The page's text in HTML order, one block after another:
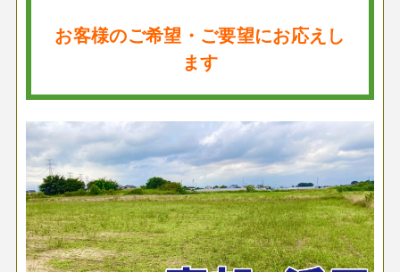
お客様のご希望・ご要望にお応えし
ます